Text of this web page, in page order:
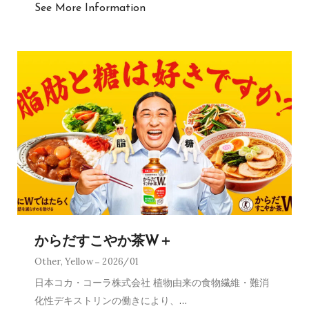
See More Information
からだすこやか茶W＋
Other,Yellow 2026/01
日本コカ・コーラ株式会社 植物由来の食物繊維・難消
化性デキストリンの働きにより、 …